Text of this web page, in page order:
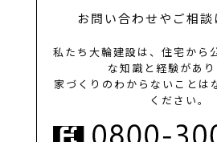
お問い合わせやご相談
私たち大輪建設は、住宅から
な知識と経験があり
家づくりのわからないことは
ください。